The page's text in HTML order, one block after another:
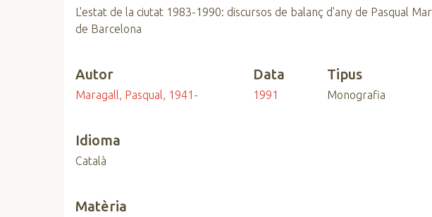
L'estat de la ciutat 1983-1990: discursos de balanç d'any de Pasqual
de Barcelona
Autor
Maragall, Pasqual, 1941-
Data
1991
Tipus
Monografia
Idioma
Català
Matèria